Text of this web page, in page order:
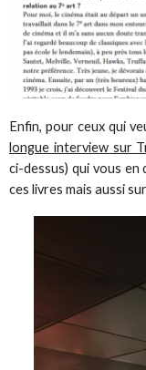
Enfin, pour ceux qui
longue interview sur
ci-dessus) qui vous
ces livres mais aussi